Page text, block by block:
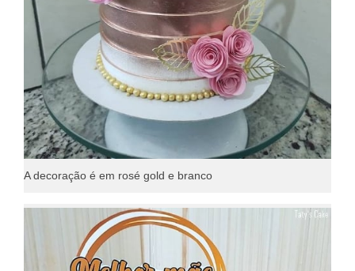
A decoração é em rosé gold e branco